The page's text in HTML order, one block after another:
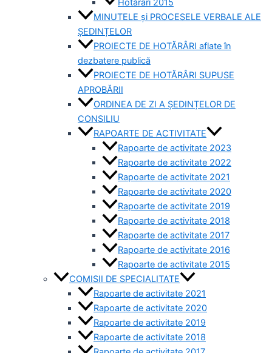
MINUTELE și PROCESELE VERBALE ALE
ȘEDINȚELOR
PROIECTE DE HOTĂRÂRI aflate în
dezbatere publică
PROIECTE DE HOTĂRÂRI SUPUSE
APROBĂRII
ORDINEA DE ZI A ȘEDINȚELOR DE
CONSILIU
RAPOARTE DE ACTIVITATE
Rapoarte de activitate 2023
Rapoarte de activitate 2022
Rapoarte de activitate 2021
Rapoarte de activitate 2020
Rapoarte de activitate 2019
Rapoarte de activitate 2018
Rapoarte de activitate 2017
Rapoarte de activitate 2016
Rapoarte de activitate 2015
COMISII DE SPECIALITATE
Rapoarte de activitate 2021
Rapoarte de activitate 2020
Rapoarte de activitate 2019
Rapoarte de activitate 2018